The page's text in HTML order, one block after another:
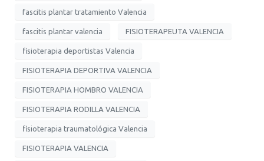
fascitis plantar tratamiento Valencia
fascitis plantar valencia FISIOTERAPEUTA VALENCIA
fisioterapia deportistas Valencia
FISIOTERAPIA DEPORTIVA VALENCIA
FISIOTERAPIA HOMBRO VALENCIA
FISIOTERAPIA RODILLA VALENCIA
fisioterapia traumatológica Valencia
FISIOTERAPIA VALENCIA